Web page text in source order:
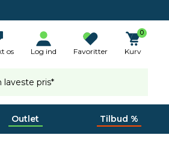
os Log ind Favoritter
0
Kurv
laveste pris*
Outlet Tilbud %